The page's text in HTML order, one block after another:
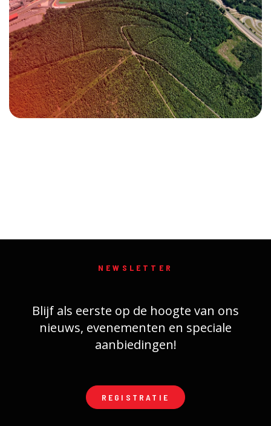
NEWSLETTER
Blijf als eerste op de hoogte van ons
nieuws, evenementen en speciale
aanbiedingen!
REGISTRATIE